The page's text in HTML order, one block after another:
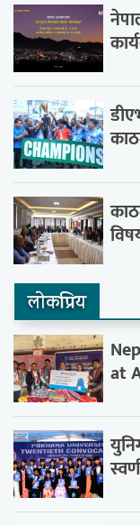
लाेकप्रिय
at